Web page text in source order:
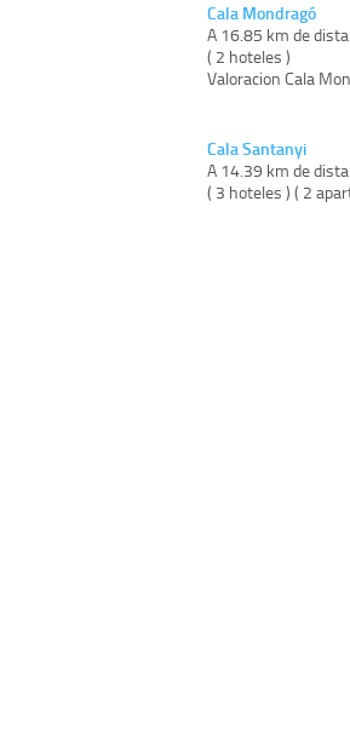
Cala Mondragó
A 16.85 km de
( 2 hoteles )
Valoracion Cala
Cala Santanyi
A 14.39 km de
( 3 hoteles ) ( 2